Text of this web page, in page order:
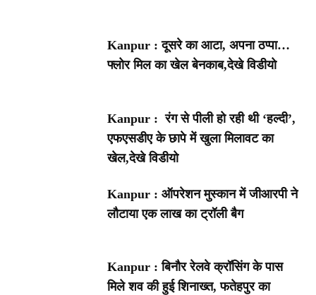
Kanpur : दूसरे का आटा, अपना ठप्पा…
फ्लोर मिल का खेल बेनकाब,देखे विडीयो
Kanpur : रंग से पीली हो रही थी ‘हल्दी’,
एफएसडीए के छापे में खुला मिलावट का
खेल,देखे विडीयो
Kanpur : ऑपरेशन मुस्कान में जीआरपी ने
लौटाया एक लाख का ट्रॉली बैग
Kanpur : बिनौर रेलवे क्रॉसिंग के पास
मिले शव की हुई शिनाख्त, फतेहपुर का